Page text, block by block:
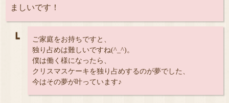
ましいです！
┗
ご家庭をお持ちですと、
独り占めは難しいですね(^_^)。
僕は働く様になったら、
クリスマスケーキを独り占めするのが夢でした、
今はその夢が叶っています♪